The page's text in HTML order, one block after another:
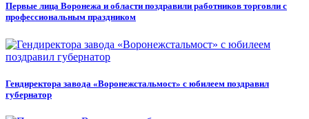
Первые лица Воронежа и области поздравили работников торговли с
профессиональным праздником
Гендиректора завода «Воронежстальмост» с юбилеем поздравил
губернатор